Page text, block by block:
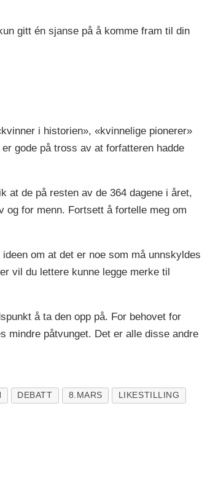
gitt én sjanse på å komme fram til din
i historien», «kvinnelige pionerer»
gode på tross av at forfatteren hadde
at de på resten av de 364 dagene i året,
og for menn. Fortsett å fortelle meg om
om at det er noe som må unnskyldes
vil du lettere kunne legge merke til
å ta den opp på. For behovet for
mindre påtvunget. Det er alle disse andre
DEBATT 8.MARS LIKESTILLING